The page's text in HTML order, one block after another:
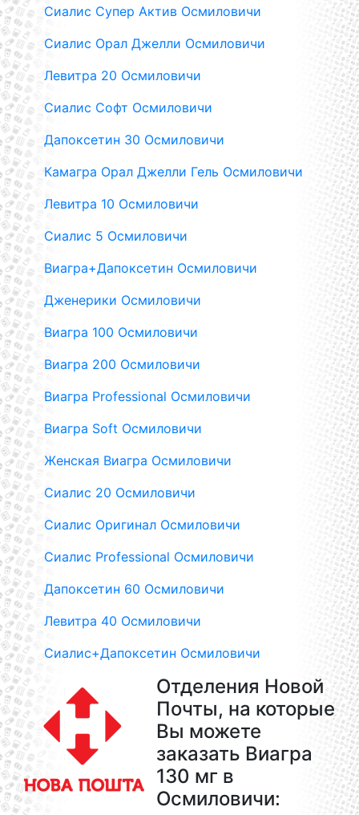
Сиалис Супер Актив Осмиловичи
Сиалис Орал Джелли Осмиловичи
Левитра 20 Осмиловичи
Сиалис Софт Осмиловичи
Дапоксетин 30 Осмиловичи
Камагра Орал Джелли Гель Осмиловичи
Левитра 10 Осмиловичи
Сиалис 5 Осмиловичи
Виагра+Дапоксетин Осмиловичи
Дженерики Осмиловичи
Виагра 100 Осмиловичи
Виагра 200 Осмиловичи
Виагра Professional Осмиловичи
Виагра Soft Осмиловичи
Женская Виагра Осмиловичи
Сиалис 20 Осмиловичи
Сиалис Оригинал Осмиловичи
Сиалис Professional Осмиловичи
Дапоксетин 60 Осмиловичи
Левитра 40 Осмиловичи
Сиалис+Дапоксетин Осмиловичи
Отделения Новой
Почты, на которые
Вы можете
заказать Виагра
130 мг в
Осмиловичи: